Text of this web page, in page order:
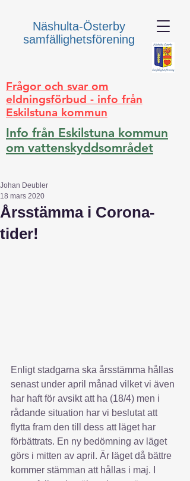
Näshulta-Österby
samfällighetsförening
Info från Eskilstuna kommun
om vattenskyddsområdet
Frågor och svar om
eldningsförbud - info från
Eskilstuna kommun
Årsstämma i Corona-
tider!
Johan Deubler
18 mars 2020
Enligt stadgarna ska årsstämma hållas
senast under april månad vilket vi även
har haft för avsikt att ha (18/4) men i
rådande situation har vi beslutat att
flytta fram den till dess att läget har
förbättrats. En ny bedömning av läget
görs i mitten av april. Är läget då bättre
kommer stämman att hållas i maj. I